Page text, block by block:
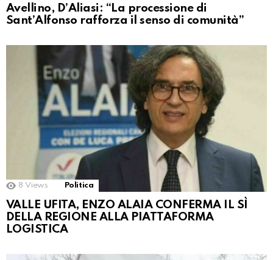
Avellino, D’Aliasi: “La processione di
Sant’Alfonso rafforza il senso di comunità”
8 Views Politica
VALLE UFITA, ENZO ALAIA CONFERMA IL SÌ
DELLA REGIONE ALLA PIATTAFORMA
LOGISTICA